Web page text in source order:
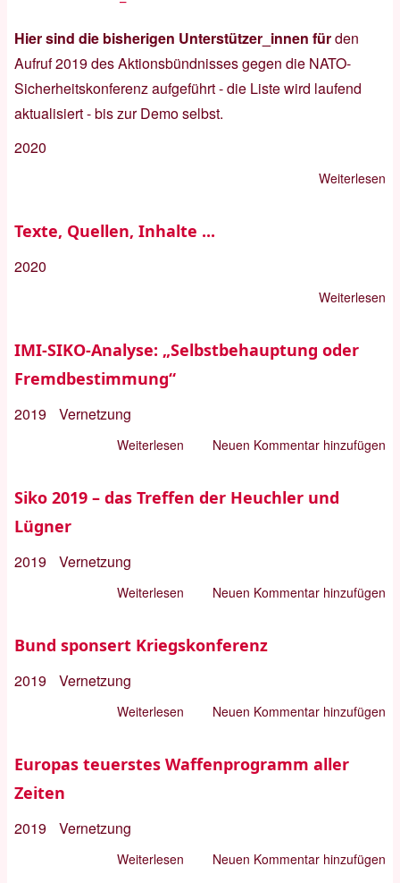
Hier sind die bisherigen Unterstützer_innen fürden
Aufruf 2019 des Aktionsbündnisses gegen die NATO-
Sicherheitskonferenzaufgeführt - die Liste wird laufend
aktualisiert - bis zur Demo selbst.
2020
Weiterlesen
Texte, Quellen, Inhalte ...
2020
Weiterlesen
IMI-SIKO-Analyse: „Selbstbehauptung oder
Fremdbestimmung“
2019 Vernetzung
Weiterlesen
SIKO-
Neuen Kommentar hinzufügen
Siko 2019 – das Treffen der Heuchler und
Lügner
2019 Vernetzung
Weiterlesen
2019
Treffen
und
Neuen Kommentar hinzufügen
Bund sponsert Kriegskonferenz
2019 Vernetzung
Weiterlesen
sponsert
Kriegskonferenz
Neuen Kommentar hinzufügen
Europas teuerstes Waffenprogramm aller
Zeiten
2019 Vernetzung
Weiterlesen Neuen Kommentar hinzufügen